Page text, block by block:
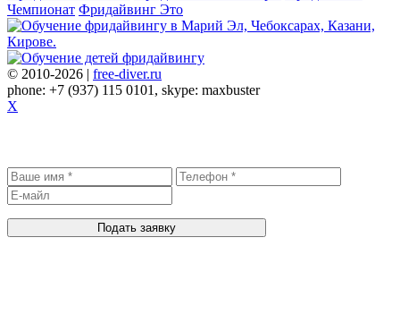
Чемпионат Фридайвинг Это
© 2010-2026 | free-diver.ru
phone: +7 (937) 115 0101, skype: maxbuster
X